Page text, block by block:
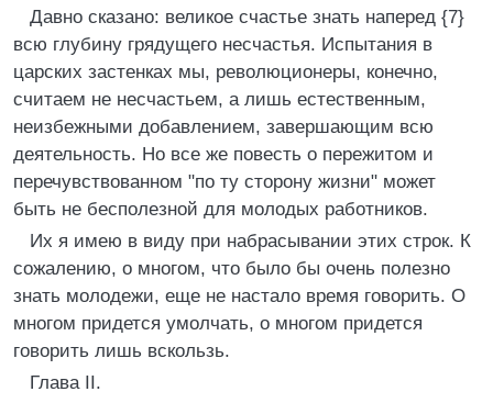
Давно сказано: великое счастье знать наперед {7}
всю глубину грядущего несчастья. Испытания в
царских застенках мы, революционеры, конечно,
считаем не несчастьем, а лишь естественным,
неизбежными добавлением, завершающим всю
деятельность. Но все же повесть о пережитом и
перечувствованном "по ту сторону жизни" может
быть не бесполезной для молодых работников.
Их я имею в виду при набрасывании этих строк. К
сожалению, о многом, что было бы очень полезно
знать молодежи, еще не настало время говорить. О
многом придется умолчать, о многом придется
говорить лишь вскользь.
Глава II.